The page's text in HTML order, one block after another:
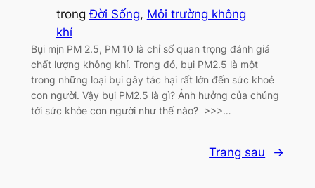
trongĐời Sống, Môi trường không
khí
Bụi mịn PM 2.5, PM 10 là chỉ số quan trọng đánh giá
chất lượng không khí. Trong đó, bụi PM2.5 là một
trong những loại bụi gây tác hại rất lớn đến sức khoẻ
con người. Vậy bụi PM2.5 là gì? Ảnh hưởng của chúng
tới sức khỏe con người như thế nào? >>>…
Trang sau →